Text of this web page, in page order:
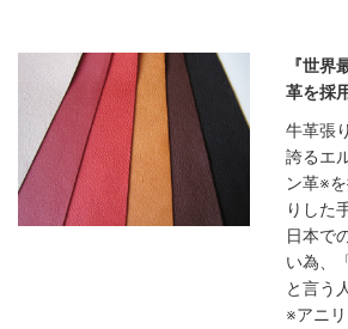
『世界
革を採
牛革張
誇るエ
ン革※
りした
日本で
い為、
と言う
※アニ